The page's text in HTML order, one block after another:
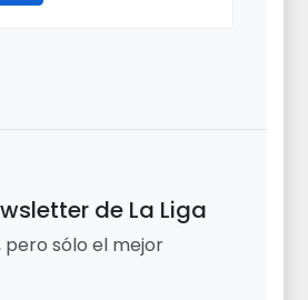
de La Liga
sólo el mejor